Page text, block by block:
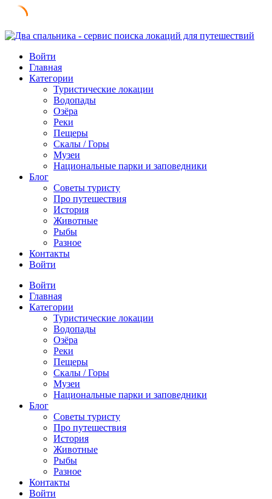
Skip
contentВойти
Главная
Категории
Туристические локации
Водопады
Озёра
Реки
Пещеры
Скалы / Горы
Музеи
Национальные парки и заповедники
Блог
Советы туристу
Про путешествия
История
Животные
Рыбы
Разное
Контакты
Войти
Войти
Главная
Категории
Туристические локации
Водопады
Озёра
Реки
Пещеры
Скалы / Горы
Музеи
Национальные парки и заповедники
Блог
Советы туристу
Про путешествия
История
Животные
Рыбы
Разное
Контакты
Войти